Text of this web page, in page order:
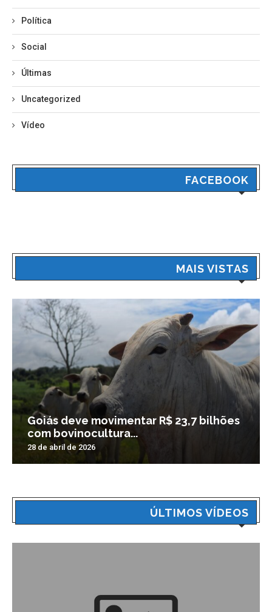
Política
Social
Últimas
Uncategorized
Vídeo
FACEBOOK
MAIS VISTAS
Goiás deve movimentar R$ 23,7 bilhões
com bovinocultura...
28 de abril de 2026
ÚLTIMOS VÍDEOS